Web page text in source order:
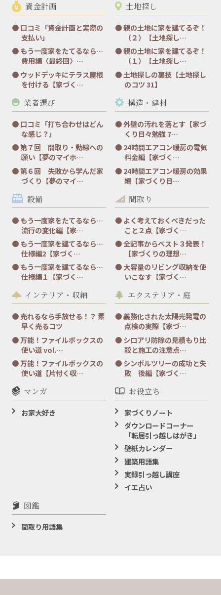
資金計画
口コミ「資金計画と実際の
支払い」
もう一度家をたてるなら…
費用編〈最終回〉…
ウッドデッキにテラス屋根
を付ける【家づく…
土地探し
親の土地に家を建てるぞ！
（２）【土地探し…
親の土地に家を建てるぞ！
（１）【土地探し…
土地探しの裏技【土地探し
のコツ 31】
業者選び
口コミ「打ち合わせはどん
な感じ？」
第７回 間取り・動線への
願い【夢のマイホ…
第６回 失敗から学んだ家
づくり【夢のマイ…
構造・建材
外壁の汚れを落とす【家づ
くり日々勉強 7…
24時間エアコン暖房の電気
料金編【家づく…
24時間エアコン暖房の効果
編【家づくり日…
設備
もう一度家をたてるなら…
流行の変化編【家…
もう一度家を建てるなら…
仕様編2【家づく…
もう一度家を建てるなら…
仕様編１【家づく…
間取り
よく考えておくべきだった
こと２点【家づく…
全記事からベスト３発表！
【家づくりの理想…
大容量のリビング収納を使
いこなす【家づく…
インテリア・収納
売れるなら手放せる！？ 素
早く売るコツ
万能！ファイルボックスの
使い道 vol.…
万能！ファイルボックスの
使い道【片付く収…
エクステリア・庭
義務化された太陽光発電の
点検の実際【家づ…
シロアリ防除の見積もり比
較と施工の注意点…
シンボルツリーの成功と失
敗 後編【家づく…
マンガ
お家大好き
お役立ち
家づくりノート
ダウンロードコーナー
「転居引っ越しはがき」
壁紙カレンダー
建築用語集
実録引っ越し講座
イエ占い
図鑑
間取り用語集